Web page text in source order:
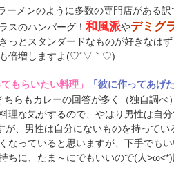
ーメンのように多数の専門店がある
スのハンバーグ！ 和風派やデミグ
っとスタンダードなものが好きなは
も倍増しますよ(♡´▽｀♡)
もらいたい料理」 「彼に作ってあげ
らもカレーの回答が多く（独自調べ
理な気がするので、やはり男性は自
、男性は自分にないものを持って
なっていると思いますが、下手でも
ちに、たま～にでもいいので(人